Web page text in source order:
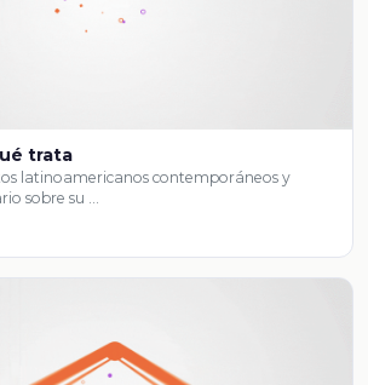
trata
latinoamericanos contemporáneos y
sobre su …